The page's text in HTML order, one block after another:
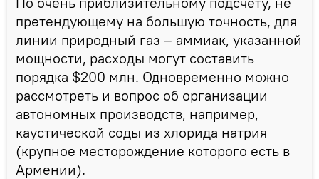
претендующему на большую точность, для
линии природный газ – аммиак, указанной
мощности, расходы могут составить
порядка $200 млн. Одновременно можно
рассмотреть и вопрос об организации
автономных производств, например,
каустической соды из хлорида натрия
(крупное месторождение которого есть в
Армении).